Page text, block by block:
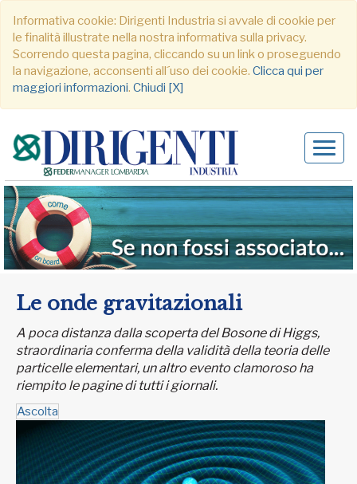
Informativa cookie: Dirigenti Industria si avvale di cookie per
le finalità illustrate nella nostra informativa sulla privacy.
Scorrendo questa pagina, cliccando su un link o proseguendo
la navigazione, acconsenti all´uso dei cookie. Clicca qui per
maggiori informazioni. Chiudi [X]
Le onde gravitazionali
A poca distanza dalla scoperta del Bosone di Higgs,
straordinaria conferma della validità della teoria delle
particelle elementari, un altro evento clamoroso ha
riempito le pagine di tutti i giornali.
Ascolta